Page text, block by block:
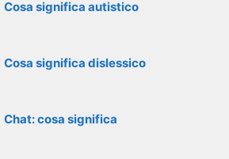
Cosa significa autistico
Cosa significa dislessico
Chat: cosa significa